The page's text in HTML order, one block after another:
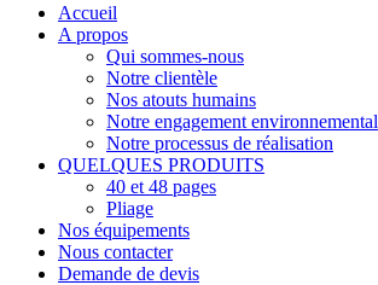
Accueil
A propos
Qui sommes-nous
Notre clientèle
Nos atouts humains
Notre engagement environnemental
Notre processus de réalisation
QUELQUES PRODUITS
40 et 48 pages
Pliage
Nos équipements
Nous contacter
Demande de devis